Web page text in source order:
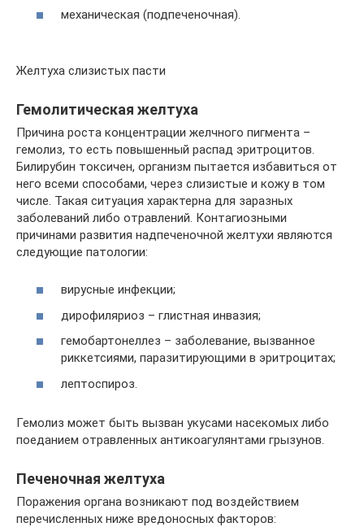
механическая (подпеченочная).
Желтуха слизистых пасти
Гемолитическая желтуха
Причина роста концентрации желчного пигмента –
гемолиз, то есть повышенный распад эритроцитов.
Билирубин токсичен, организм пытается избавиться от
него всеми способами, через слизистые и кожу в том
числе. Такая ситуация характерна для заразных
заболеваний либо отравлений. Контагиозными
причинами развития надпеченочной желтухи являются
следующие патологии:
вирусные инфекции;
дирофиляриоз – глистная инвазия;
гемобартонеллез – заболевание, вызванное
риккетсиями, паразитирующими в эритроцитах;
лептоспироз.
Гемолиз может быть вызван укусами насекомых либо
поеданием отравленных антикоагулянтами грызунов.
Печеночная желтуха
Поражения органа возникают под воздействием
перечисленных ниже вредоносных факторов: